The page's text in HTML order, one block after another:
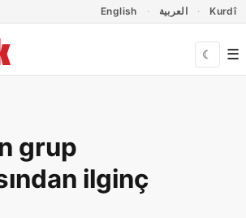
English العربية Kurdî
☾ ☰
grup
ilginç